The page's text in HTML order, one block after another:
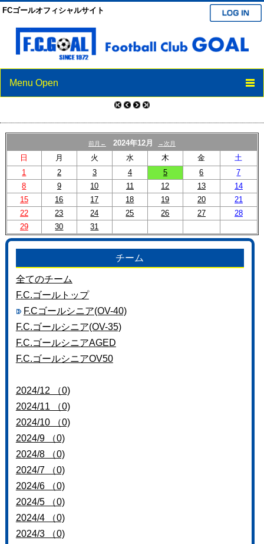
FCゴールオフィシャルサイト
Menu Open
TOP
ニュース
スケジュール
クラブ紹介
選手/スタッフ紹介
パートナー
前月← 2024年12月 →次月
日 月 火 水 木 金
土
1
2 3 4 5 6
7
8
9 10 11 12 13
14
15
16 17 18 19 20
21
22
23 24 25 26 27
28
29
30 31
チーム
全てのチーム
F.C.ゴールトップ
F.Cゴールシニア(OV-40)
F.C.ゴールシニア(OV-35)
F.C.ゴールシニアAGED
F.C.ゴールシニアOV50
2024/12 （0)
2024/11 （0)
2024/10 （0)
2024/9 （0)
2024/8 （0)
2024/7 （0)
2024/6 （0)
2024/5 （0)
2024/4 （0)
2024/3 （0)